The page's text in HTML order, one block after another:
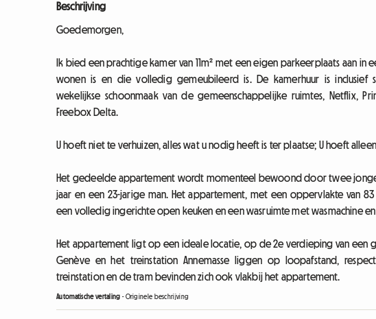
Beschrijving
Goedemorgen,
Ik bied een prachtige kamer van 11m² met een eigen parkeerplaats aan
wonen is en die volledig gemeubileerd is. De kamerhuur is inclusief
wekelijkse schoonmaak van de gemeenschappelijke ruimtes, Netflix,
Freebox Delta.
U hoeft niet te verhuizen, alles wat u nodig heeft is ter plaatse; U hoeft
Het gedeelde appartement wordt momenteel bewoond door twee
jaar en een 23-jarige man. Het appartement, met een oppervlakte van
een volledig ingerichte open keuken en een wasruimte met wasmachine
Het appartement ligt op een ideale locatie, op de 2e verdieping van een
Genève en het treinstation Annemasse liggen op loopafstand,
treinstation en de tram bevinden zich ook vlakbij het appartement.
Automatische vertaling -Originele beschrijving